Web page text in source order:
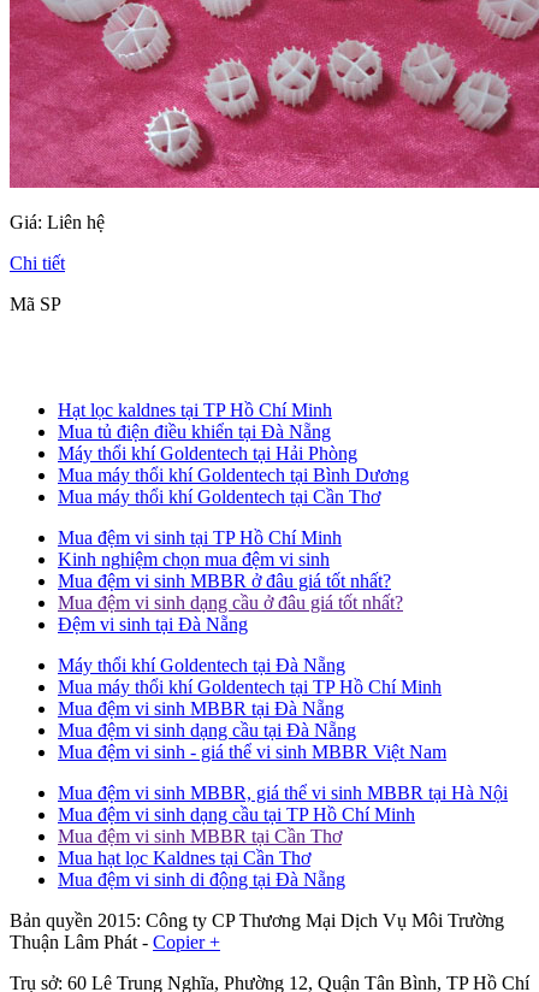
Giá: Liên hệ
Chi tiết
Mã SP
Hạt lọc kaldnes tại TP Hồ Chí Minh
Mua tủ điện điều khiển tại Đà Nẵng
Máy thổi khí Goldentech tại Hải Phòng
Mua máy thổi khí Goldentech tại Bình Dương
Mua máy thổi khí Goldentech tại Cần Thơ
Mua đệm vi sinh tại TP Hồ Chí Minh
Kinh nghiệm chọn mua đệm vi sinh
Mua đệm vi sinh MBBR ở đâu giá tốt nhất?
Mua đệm vi sinh dạng cầu ở đâu giá tốt nhất?
Đệm vi sinh tại Đà Nẵng
Máy thổi khí Goldentech tại Đà Nẵng
Mua máy thổi khí Goldentech tại TP Hồ Chí Minh
Mua đệm vi sinh MBBR tại Đà Nẵng
Mua đệm vi sinh dạng cầu tại Đà Nẵng
Mua đệm vi sinh - giá thể vi sinh MBBR Việt Nam
Mua đệm vi sinh MBBR, giá thể vi sinh MBBR tại Hà Nội
Mua đệm vi sinh dạng cầu tại TP Hồ Chí Minh
Mua đệm vi sinh MBBR tại Cần Thơ
Mua hạt lọc Kaldnes tại Cần Thơ
Mua đệm vi sinh di động tại Đà Nẵng
Bản quyền 2015: Công ty CP Thương Mại Dịch Vụ Môi Trường
Thuận Lâm Phát - Copier +
Trụ sở: 60 Lê Trung Nghĩa, Phường 12, Quận Tân Bình, TP Hồ Chí